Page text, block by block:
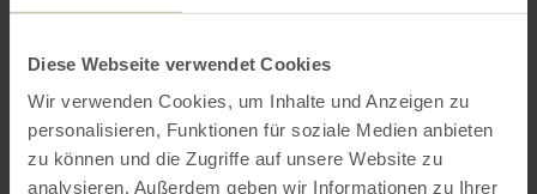
Diese Webseite verwendet Cookies
Wir verwenden Cookies, um Inhalte und Anzeigen zu
personalisieren, Funktionen für soziale Medien anbieten
zu können und die Zugriffe auf unsere Website zu
analysieren. Außerdem geben wir Informationen zu Ihrer
Treffpunkt: Biersdorf am See, Zur Rotlay
Preis: 31 € pro Person
Jetzt anmelden zu den Veranstaltungen des
Erlebnisprogramms:
- Online unterwww.eifel-direkt.de